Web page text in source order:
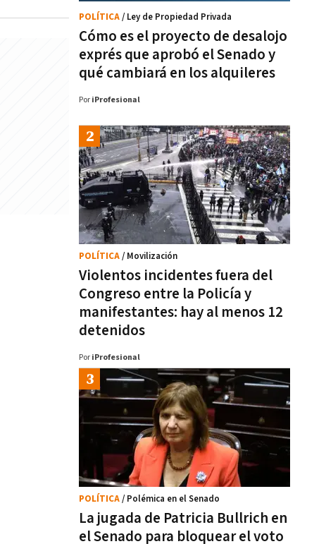
Cómo es el proyecto de desalojo
exprés que aprobó el Senado y
qué cambiará en los alquileres
POLÍTICA/ Ley de Propiedad Privada
Por iProfesional
Violentos incidentes fuera del
Congreso entre la Policía y
manifestantes: hay al menos 12
detenidos
POLÍTICA/ Movilización
Por iProfesional
La jugada de Patricia Bullrich en
el Senado para bloquear el voto
POLÍTICA/ Polémica en el Senado